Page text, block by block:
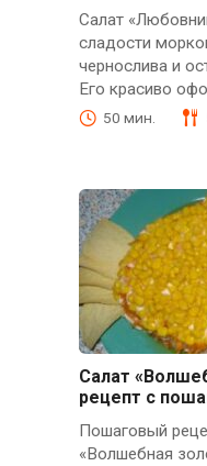
Салат
сладости
чернослива и
Его красиво
50 мин.
Салат
рецепт с
Пошаговый
«Волшебная